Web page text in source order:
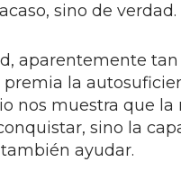
sino de verdad.
aparentemente
la
nos muestra que
sino la
ayudar.